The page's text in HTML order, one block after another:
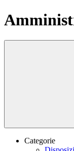
Categorie